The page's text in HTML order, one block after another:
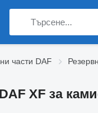
части DAF
XF за